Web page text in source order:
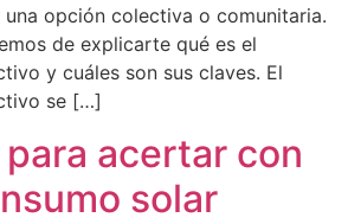
una opción colectiva o comunitaria.
de explicarte qué es el
y cuáles son sus claves. El
se […]
acertar con
solar